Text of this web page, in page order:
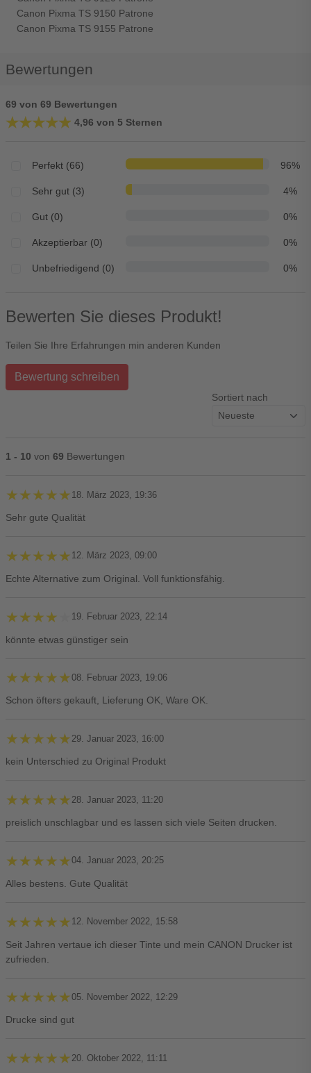
Canon Pixma TS 9150 Patrone
Canon Pixma TS 9155 Patrone
Bewertungen
69 von 69 Bewertungen
★★★★★
★★★★★ 4,96 von 5 Sternen
Perfekt (66) 96%
Sehr gut (3) 4%
Gut (0) 0%
Akzeptierbar (0) 0%
Unbefriedigend (0) 0%
Bewerten Sie dieses Produkt!
Teilen Sie Ihre Erfahrungen min anderen Kunden
Bewertung schreiben
Sortiert nach
1 - 10 von 69 Bewertungen
★★★★★
★★★★★ 18. März 2023, 19:36
Sehr gute Qualität
★★★★★
★★★★★ 12. März 2023, 09:00
Echte Alternative zum Original. Voll funktionsfähig.
★★★★★
★★★★★ 19. Februar 2023, 22:14
könnte etwas günstiger sein
★★★★★
★★★★★08. Februar 2023, 19:06
Schon öfters gekauft, Lieferung OK, Ware OK.
★★★★★
★★★★★ 29. Januar 2023, 16:00
kein Unterschied zu Original Produkt
★★★★★
★★★★★ 28. Januar 2023, 11:20
preislich unschlagbar und es lassen sich viele Seiten drucken.
★★★★★
★★★★★04. Januar 2023, 20:25
Alles bestens. Gute Qualität
★★★★★
★★★★★ 12. November 2022, 15:58
Seit Jahren vertaue ich dieser Tinte und mein CANON Drucker ist
zufrieden.
★★★★★
★★★★★05. November 2022, 12:29
Drucke sind gut
★★★★★
★★★★★ 20. Oktober 2022, 11:11